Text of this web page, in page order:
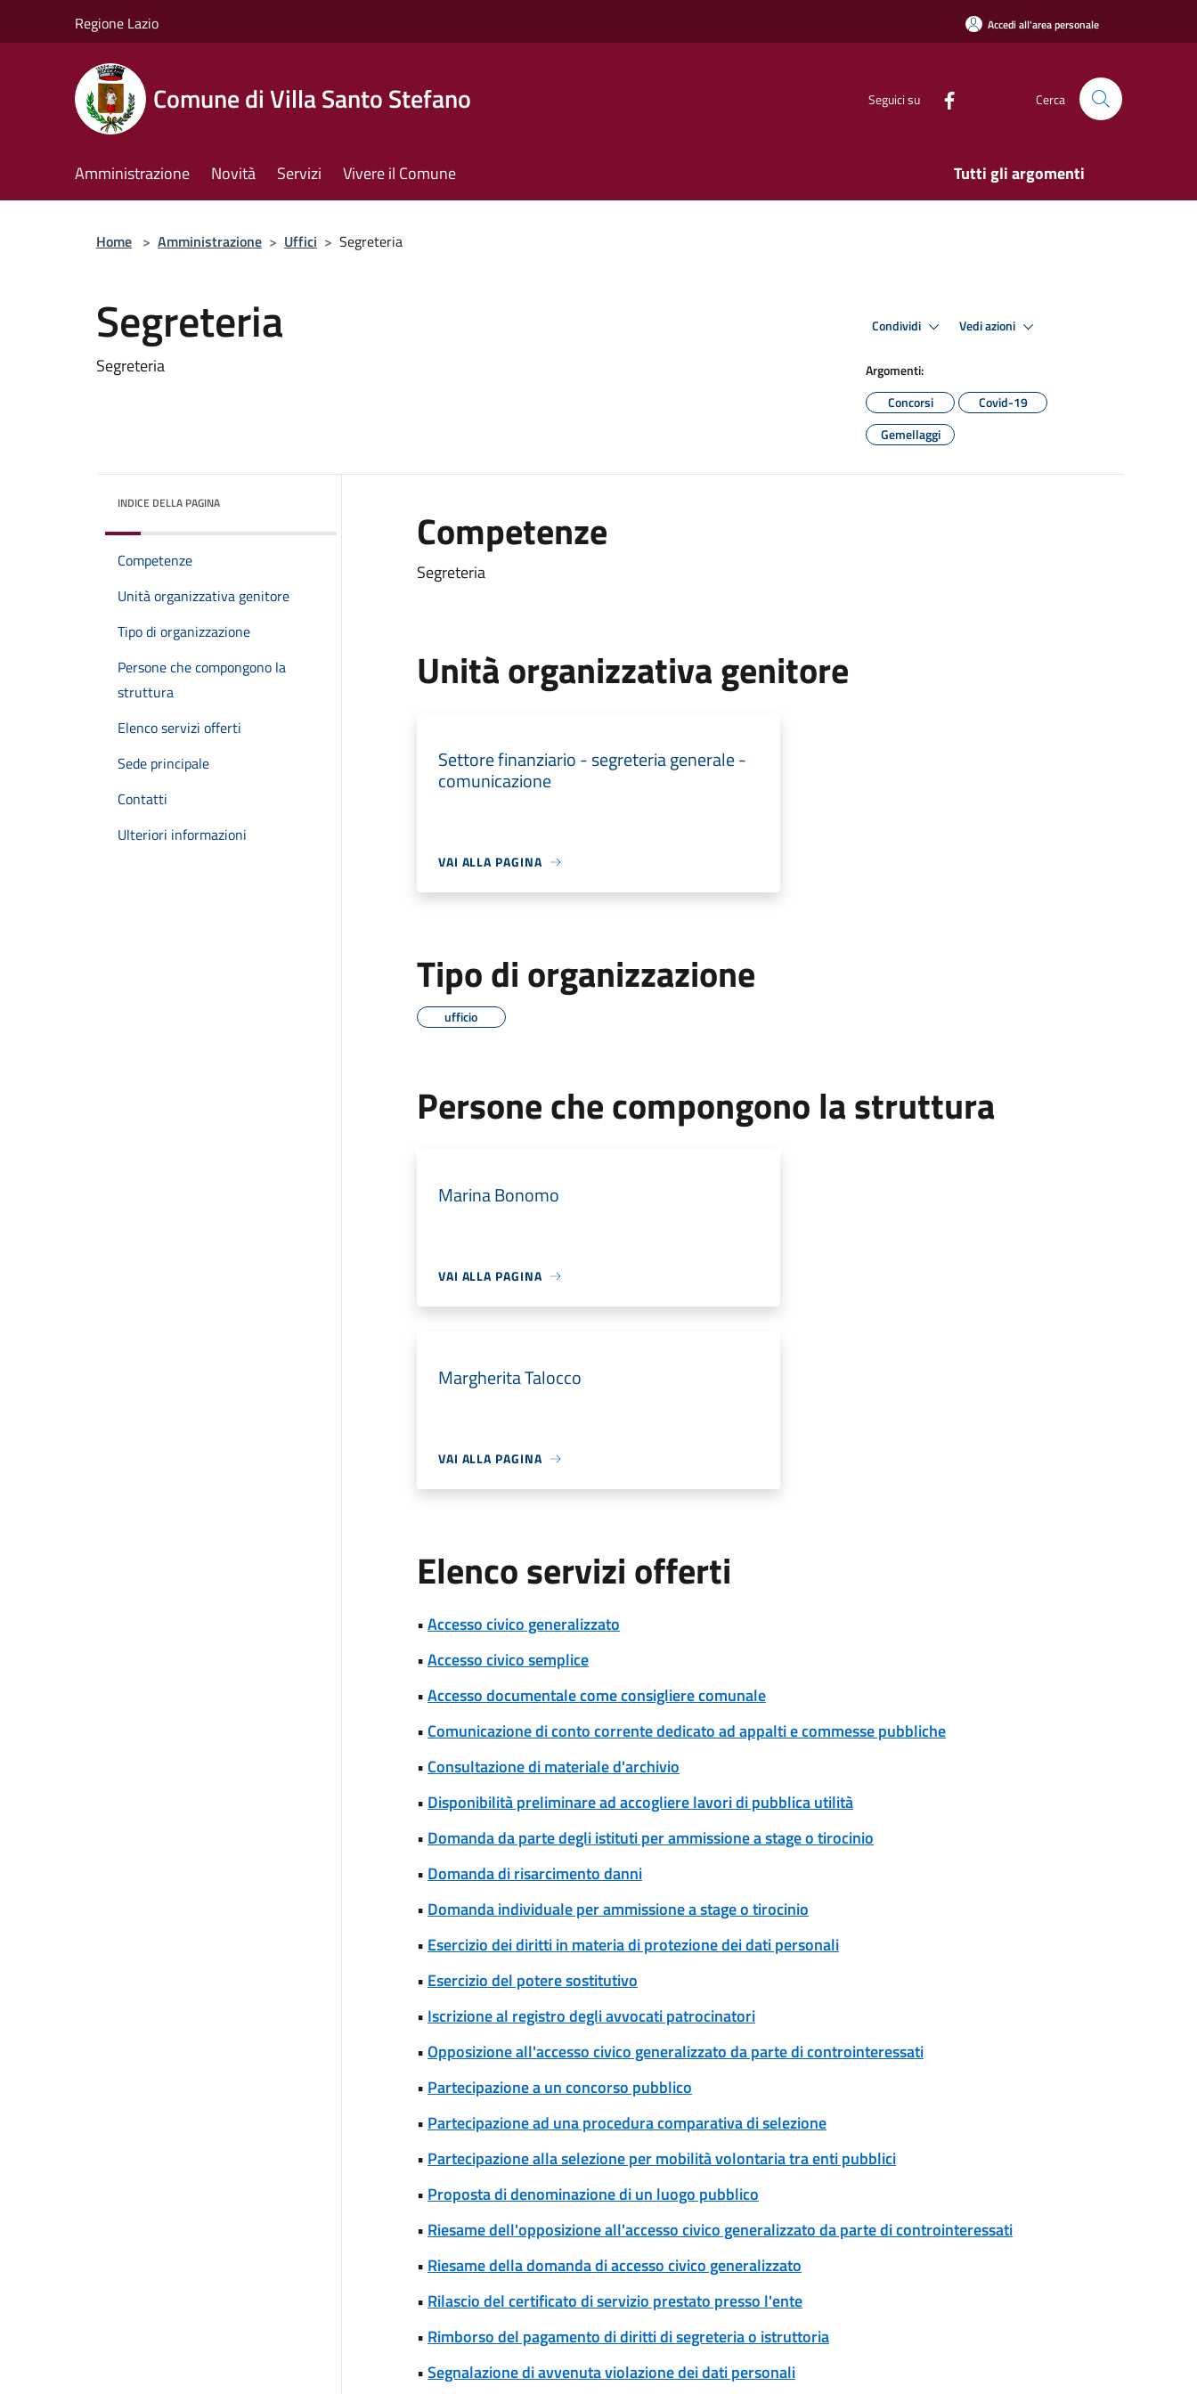
Regione Lazio Accedi all'area personale
Comune di Villa Santo Stefano Seguici su Cerca
Amministrazione Novità Servizi Vivere il Comune Tutti gli argomenti
Home > Amministrazione > Uffici > Segreteria
Segreteria
Segreteria
Condividi Vedi azioni
Argomenti:
Concorsi
Covid-19
Gemellaggi
INDICE DELLA PAGINA
Competenze
Unità organizzativa genitore
Tipo di organizzazione
Persone che compongono la
struttura
Elenco servizi offerti
Sede principale
Contatti
Ulteriori informazioni
Competenze
Segreteria
Unità organizzativa genitore
Settore finanziario - segreteria generale -
comunicazione
VAI ALLA PAGINA
Tipo di organizzazione
ufficio
Persone che compongono la struttura
Marina Bonomo
VAI ALLA PAGINA
Margherita Talocco
VAI ALLA PAGINA
Elenco servizi offerti
•Accesso civico generalizzato
•Accesso civico semplice
•Accesso documentale come consigliere comunale
• Comunicazione di conto corrente dedicato ad appalti e commesse pubbliche
• Consultazione di materiale d'archivio
• Disponibilità preliminare ad accogliere lavori di pubblica utilità
• Domanda da parte degli istituti per ammissione a stage o tirocinio
• Domanda di risarcimento danni
• Domanda individuale per ammissione a stage o tirocinio
• Esercizio dei diritti in materia di protezione dei dati personali
• Esercizio del potere sostitutivo
• Iscrizione al registro degli avvocati patrocinatori
•Opposizione all'accesso civico generalizzato da parte di controinteressati
• Partecipazione a un concorso pubblico
• Partecipazione ad una procedura comparativa di selezione
• Partecipazione alla selezione per mobilità volontaria tra enti pubblici
• Proposta di denominazione di un luogo pubblico
• Riesame dell'opposizione all'accesso civico generalizzato da parte di controinteressati
• Riesame della domanda di accesso civico generalizzato
• Rilascio del certificato di servizio prestato presso l'ente
• Rimborso del pagamento di diritti di segreteria o istruttoria
•Segnalazione di avvenuta violazione dei dati personali